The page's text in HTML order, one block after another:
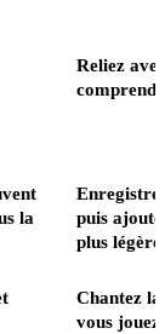
Reliez
la
puis
plus légère.
Chantez la
vous